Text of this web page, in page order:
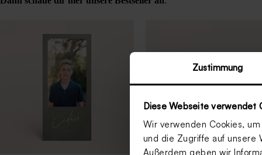
Zustimmung
Diese Webseite verwendet
Wir verwenden Cookies,
und die Zugriffe auf unsere
Außerdem geben wir